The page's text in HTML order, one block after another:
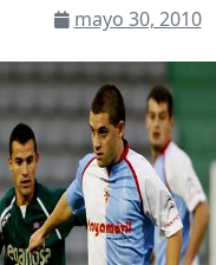
mayo 30, 2010